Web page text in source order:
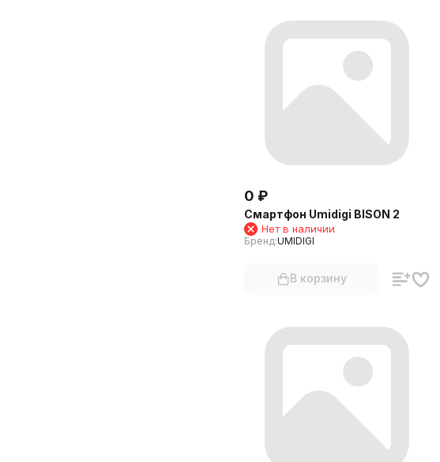
0 ₽
Смартфон Umidigi BISON 2
Нет в наличии
Бренд:UMIDIGI
В корзину